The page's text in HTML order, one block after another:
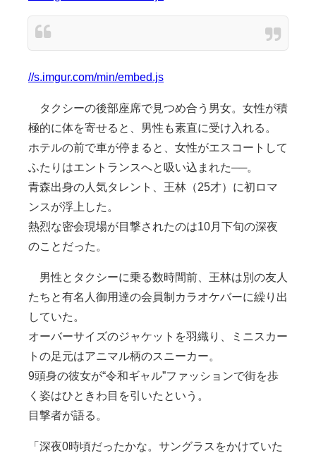
//s.imgur.com/min/embed.js
タクシーの後部座席で見つめ合う男女。女性が積
極的に体を寄せると、男性も素直に受け入れる。
ホテルの前で車が停まると、女性がエスコートして
ふたりはエントランスへと吸い込まれた──。
青森出身の人気タレント、王林（25才）に初ロマ
ンスが浮上した。
熱烈な密会現場が目撃されたのは10月下旬の深夜
のことだった。
男性とタクシーに乗る数時間前、王林は別の友人
たちと有名人御用達の会員制カラオケバーに繰り出
していた。
オーバーサイズのジャケットを羽織り、ミニスカー
トの足元はアニマル柄のスニーカー。
9頭身の彼女が“令和ギャル”ファッションで街を歩
く姿はひときわ目を引いたという。
目撃者が語る。
「深夜0時頃だったかな。サングラスをかけていた